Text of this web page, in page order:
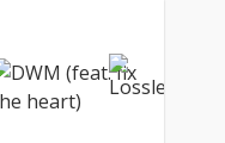
合った時の感情やそ
に対する真っ直ぐな
ッセージが込められ